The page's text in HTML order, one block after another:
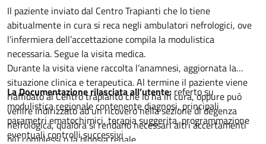
Descrizione
Il paziente inviato dal Centro Trapianti che lo tiene
abitualmente in cura si reca negli ambulatori nefrologici, ove
l’infermiera dell’accettazione compila la modulistica
necessaria. Segue la visita medica.
Durante la visita viene raccolta l’anamnesi, aggiornata la
situazione clinica e terapeutica. Al termine il paziente viene
riaffidato al Centro trapianto che lo ha in cura, oppure può
venire indirizzato ad un ricovero nella sezione di degenza
nefrologica, qualora si rendano necessari altri accertamenti
più complessi o la biopsia renale.
La Documentazione rilasciata all’utente: referto su
modulistica regionale contenente diagnosi, principali
parametri ematochimici, terapia suggerita, programmazione
eventuali controlli successivi